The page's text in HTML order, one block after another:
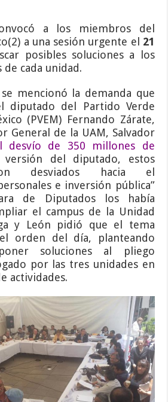
a los miembros del
a una sesión urgente el 21
posibles soluciones a los
cada unidad.
mencionó la demanda que
diputado del Partido Verde
(PVEM) Fernando Zárate,
General de la UAM, Salvador
desvío de 350 millones de
del diputado, estos
desviados hacia el
e inversión pública”
de Diputados los había
el campus de la Unidad
y León pidió que el tema
orden del día, planteando
soluciones al pliego
por las tres unidades en
actividades.